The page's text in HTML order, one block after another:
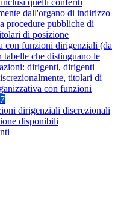
quelli conferiti
dall'organo di indirizzo
procedure pubbliche di
di posizione
con funzioni dirigenziali (da
tabelle che distinguano le
dirigenti, dirigenti
titolari di
con funzioni
7
dirigenziali discrezionali
disponibili